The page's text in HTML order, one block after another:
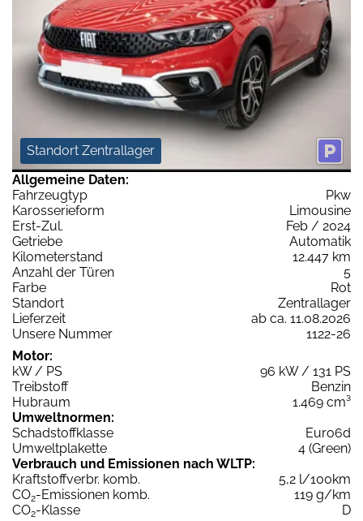
Standort Zentrallager
Allgemeine Daten:
Fahrzeugtyp
Pkw
Karosserieform
Limousine
Erst-Zul.
Feb / 2024
Getriebe
Automatik
Kilometerstand
12.447 km
Anzahl der Türen
5
Farbe
Rot
Standort
Zentrallager
Lieferzeit
ab ca. 11.08.2026
Unsere Nummer
1122-26
Motor:
kW / PS
96 kW / 131 PS
Treibstoff
Benzin
Hubraum
1.469 cm³
Umweltnormen:
Schadstoffklasse
Euro6d
Umweltplakette
4 (Green)
Verbrauch und Emissionen nach WLTP:
Kraftstoffverbr. komb.
5,2 l/100km
CO2-Emissionen komb.
119 g/km
CO2-Klasse
D